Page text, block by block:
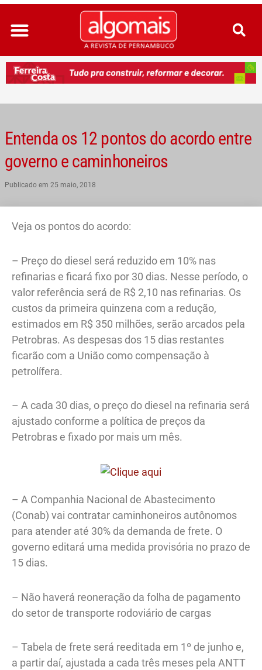
Ir
para
conteúdo
Entenda os 12 pontos do acordo entre
governo e caminhoneiros
Publicado em 25 maio, 2018
Veja os pontos do acordo:
– Preço do diesel será reduzido em 10% nas
refinarias e ficará fixo por 30 dias. Nesse período, o
valor referência será de R$ 2,10 nas refinarias. Os
custos da primeira quinzena com a redução,
estimados em R$ 350 milhões, serão arcados pela
Petrobras. As despesas dos 15 dias restantes
ficarão com a União como compensação à
petrolífera.
– A cada 30 dias, o preço do diesel na refinaria será
ajustado conforme a política de preços da
Petrobras e fixado por mais um mês.
– A Companhia Nacional de Abastecimento
(Conab) vai contratar caminhoneiros autônomos
para atender até 30% da demanda de frete. O
governo editará uma medida provisória no prazo de
15 dias.
– Não haverá reoneração da folha de pagamento
do setor de transporte rodoviário de cargas
– Tabela de frete será reeditada em 1º de junho e,
a partir daí, ajustada a cada três meses pela ANTT